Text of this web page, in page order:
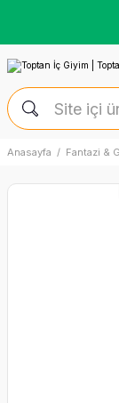
Anasayfa Fantazi &